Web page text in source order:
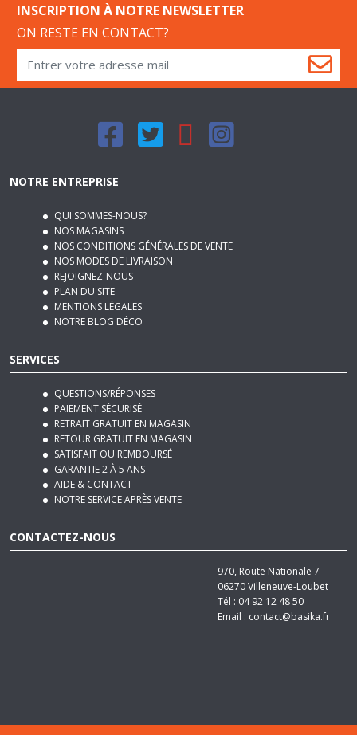
INSCRIPTION À NOTRE NEWSLETTER
ON RESTE EN CONTACT?
NOTRE ENTREPRISE
QUI SOMMES-NOUS?
NOS MAGASINS
NOS CONDITIONS GÉNÉRALES DE VENTE
NOS MODES DE LIVRAISON
REJOIGNEZ-NOUS
PLAN DU SITE
MENTIONS LÉGALES
NOTRE BLOG DÉCO
SERVICES
QUESTIONS/RÉPONSES
PAIEMENT SÉCURISÉ
RETRAIT GRATUIT EN MAGASIN
RETOUR GRATUIT EN MAGASIN
SATISFAIT OU REMBOURSÉ
GARANTIE 2 À 5 ANS
AIDE & CONTACT
NOTRE SERVICE APRÈS VENTE
CONTACTEZ-NOUS
970, Route Nationale 7
06270Villeneuve-Loubet
Tél : 04 92 12 48 50
Email : contact@basika.fr